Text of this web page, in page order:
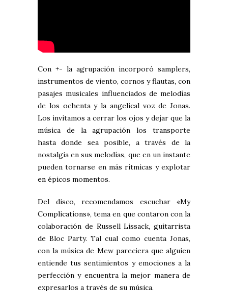
Con +- la agrupación incorporó samplers,
instrumentos de viento, cornos y flautas, con
pasajes musicales influenciados de melodías
de los ochenta y la angelical voz de Jonas.
Los invitamos a cerrar los ojos y dejar que la
música de la agrupación los transporte
hasta donde sea posible, a través de la
nostalgia en sus melodías, que en un instante
pueden tornarse en más rítmicas y explotar
en épicos momentos.
Del disco, recomendamos escuchar «My
Complications», tema en que contaron con la
colaboración de Russell Lissack, guitarrista
de Bloc Party. Tal cual como cuenta Jonas,
con la música de Mew pareciera que alguien
entiende tus sentimientos y emociones a la
perfección y encuentra la mejor manera de
expresarlos a través de su música.